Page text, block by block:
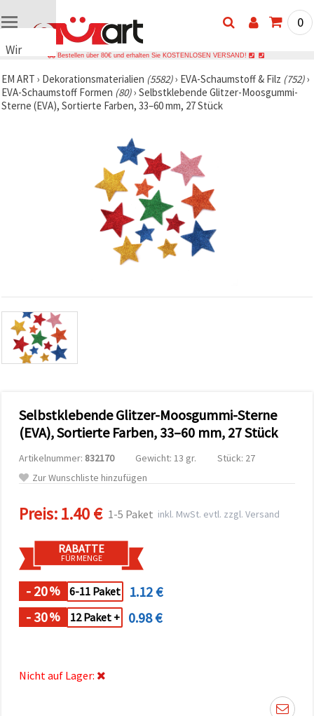
Wir
Cookies
🍪 Wir
verwenden
Datenverkehr
zu
analysieren
sowie
relevantere
Unterstützung
unserer
Partner für
und
Sie können
Cookies
akzeptieren,
oder Ihre
Auswahl in
individuell
festlegen.
Ihre
Einwilligung
widerrufen.
0
Bestellen über 80€ und erhalten Sie KOSTENLOSEN VERSAND!
EM ART › Dekorationsmaterialien (5582)› EVA-Schaumstoff & Filz (752)›
EVA-Schaumstoff Formen (80)› Selbstklebende Glitzer-Moosgummi-
Sterne (EVA), Sortierte Farben, 33–60 mm, 27 Stück
Selbstklebende Glitzer-Moosgummi-Sterne
(EVA), Sortierte Farben, 33–60 mm, 27 Stück
Artikelnummer: 832170 Gewicht: 13 gr.
Stück: 27
Zur Wunschliste hinzufügen
Preis:1.40 € 1-5 Paket inkl. MwSt. evtl. zzgl. Versand
RABATTE
FÜR MENGE
- 20% 6-11 Paket
1.12 €
- 30% 12 Paket + 0.98 €
Nicht auf Lager: